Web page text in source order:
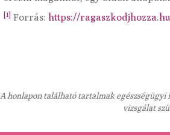
[1] Forrás: https://
A honlapon található tartalmak
vizsgálat